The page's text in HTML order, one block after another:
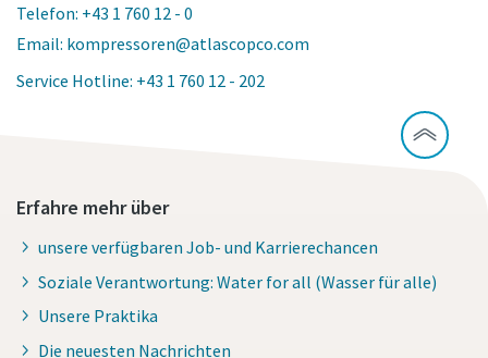
Telefon: +43 1 760 12 - 0
Email: kompressoren@atlascopco.com
Service Hotline: +43 1 760 12 - 202
Erfahre mehr über
unsere verfügbaren Job- und Karrierechancen
Soziale Verantwortung: Water for all (Wasser für alle)
Unsere Praktika
Die neuesten Nachrichten